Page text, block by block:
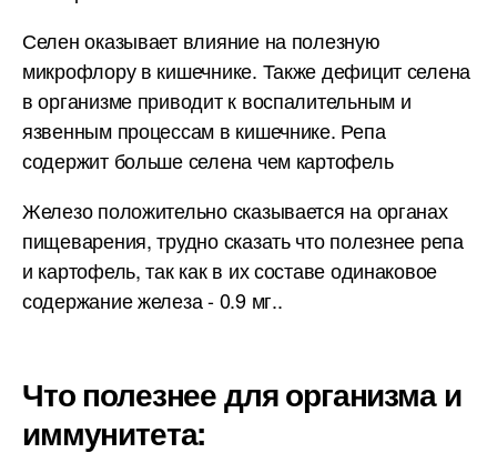
Селен оказывает влияние на полезную
микрофлору в кишечнике. Также дефицит селена
в организме приводит к воспалительным и
язвенным процессам в кишечнике. Репа
содержит больше селена чем картофель
Железо положительно сказывается на органах
пищеварения, трудно сказать что полезнее репа
и картофель, так как в их составе одинаковое
содержание железа - 0.9 мг..
Что полезнее для организма и
иммунитета: